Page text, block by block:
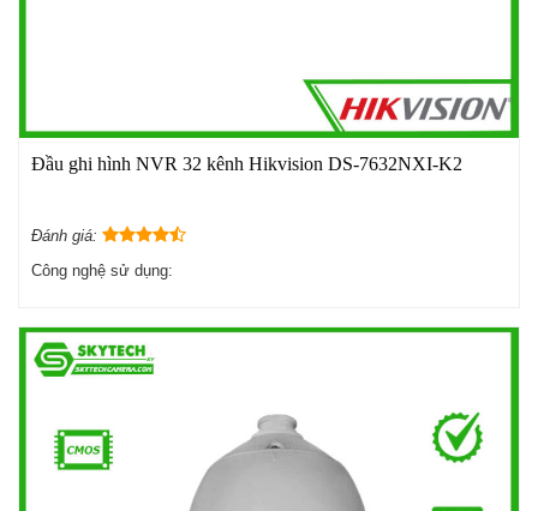
Đầu ghi hình NVR 32 kênh Hikvision DS-7632NXI-K2
Đánh giá:
Công nghệ sử dụng: